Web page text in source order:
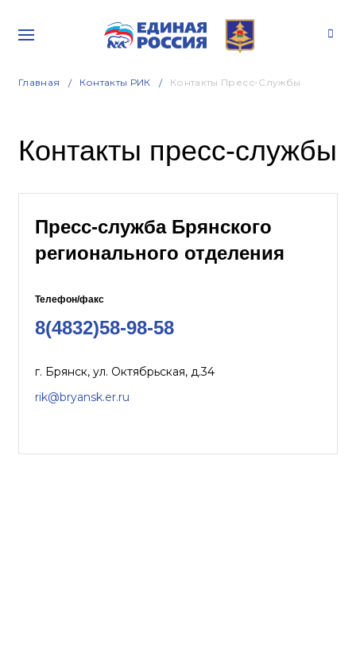
Главная Контакты РИК Контакты Пресс-Службы
Контакты пресс-службы
Пресс-служба Брянского
регионального отделения
Телефон/факс
8(4832)58-98-58
г. Брянск, ул. Октябрьская, д.34
rik@bryansk.er.ru